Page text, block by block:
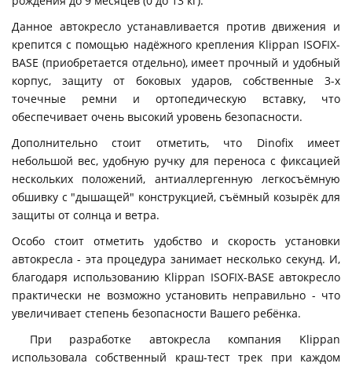
Данное автокресло устанавливается против движения и
крепится с помощью надёжного крепления Klippan ISOFIX-
BASE (приобретается отдельно), имеет прочный и удобный
корпус, защиту от боковых ударов, собственные 3-х
точечные ремни и ортопедическую вставку, что
обеспечивает очень высокий уровень безопасности.
Дополнительно стоит отметить, что Dinofix имеет
небольшой вес, удобную ручку для переноса с фиксацией
нескольких положений, антиаллергенную легкосъёмную
обшивку с "дышащей" конструкцией, съёмный козырёк для
защиты от солнца и ветра.
Особо стоит отметить удобство и скорость установки
автокресла - эта процедура занимает несколько секунд. И,
благодаря использованию Klippan ISOFIX-BASE автокресло
практически не возможно установить неправильно - что
увеличивает степень безопасности Вашего ребёнка.
При разработке автокресла компания Klippan
использовала собственный краш-тест трек при каждом